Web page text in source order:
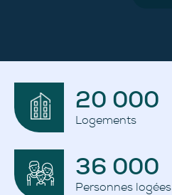
20 000
Logements
36 000
Personnes logées